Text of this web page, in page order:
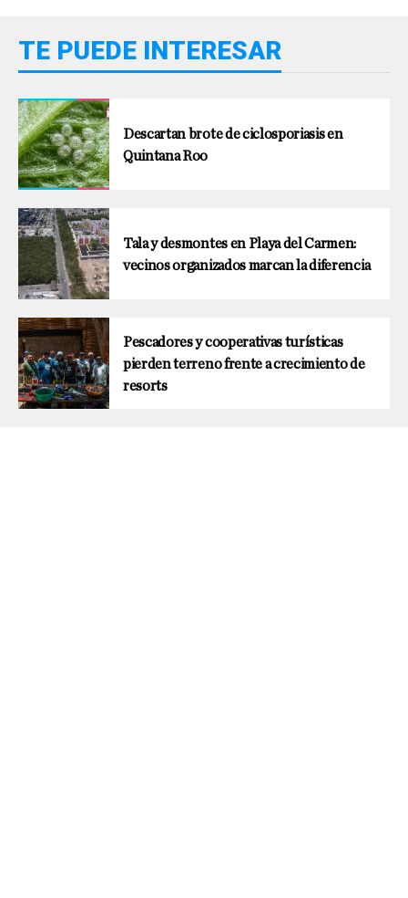
TE PUEDE INTERESAR
Descartan brote de ciclosporiasis en
Quintana Roo
Tala y desmontes en Playa del Carmen:
vecinos organizados marcan la diferencia
Pescadores y cooperativas turísticas
pierden terreno frente a crecimiento de
resorts